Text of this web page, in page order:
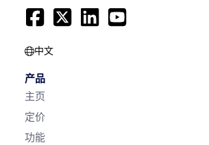
中文
产品
主页
定价
功能